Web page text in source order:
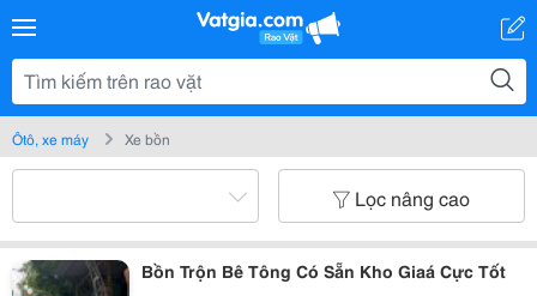
Ôtô, xe máy Xe bồn
Lọc nâng cao
Bồn Trộn Bê Tông Có Sẵn Kho Giaá Cực Tốt